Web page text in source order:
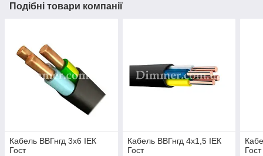
Подібні товари компанії
Кабель ВВГнгд 3х6 ІЕК
Гост
Кабель ВВГнгд 4х1,5 ІЕК
Гост
Гост